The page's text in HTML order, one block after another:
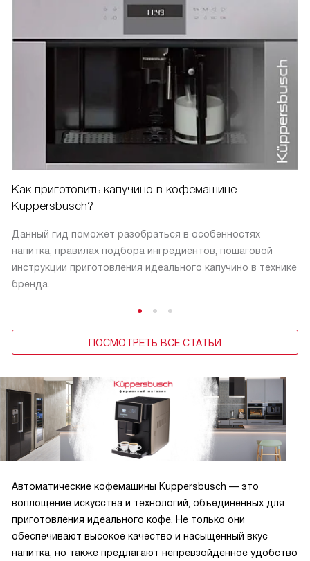
Как приготовить капучино в кофемашине
Kuppersbusch?
Данный гид поможет разобраться в особенностях
напитка, правилах подбора ингредиентов, пошаговой
инструкции приготовления идеального капучино в технике
бренда.
ПОСМОТРЕТЬ ВСЕ СТАТЬИ
Автоматические кофемашины Kuppersbusch — это
воплощение искусства и технологий, объединенных для
приготовления идеального кофе. Не только они
обеспечивают высокое качество и насыщенный вкус
напитка, но также предлагают непревзойденное удобство